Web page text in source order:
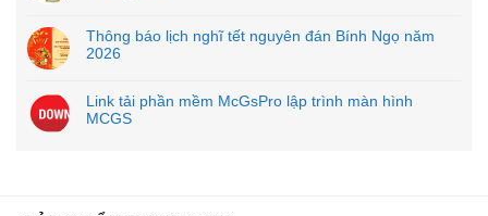
Thông báo lịch nghĩ tết nguyên đán Bính Ngọ năm
2026
Link tải phần mềm McGsPro lập trình màn hình
MCGS